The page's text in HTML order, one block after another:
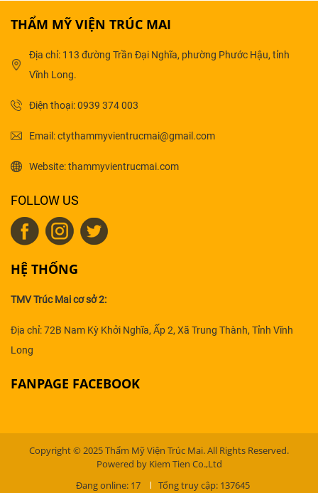
THẨM MỸ VIỆN TRÚC MAI
Địa chỉ: 113 đường Trần Đại Nghĩa, phường Phước Hậu, tỉnh
Vĩnh Long.
Điện thoại: 0939 374 003
Email: ctythammyvientrucmai@gmail.com
Website: thammyvientrucmai.com
FOLLOW US
HỆ THỐNG
TMV Trúc Mai cơ sở 2:
Địa chỉ: 72B Nam Kỳ Khởi Nghĩa, Ấp 2, Xã Trung Thành, Tỉnh Vĩnh
Long
FANPAGE FACEBOOK
Copyright © 2025 Thẩm Mỹ Viện Trúc Mai. All Rights Reserved.
Powered by Kiem Tien Co.,Ltd
Đang online: 17
Tổng truy cập: 137645